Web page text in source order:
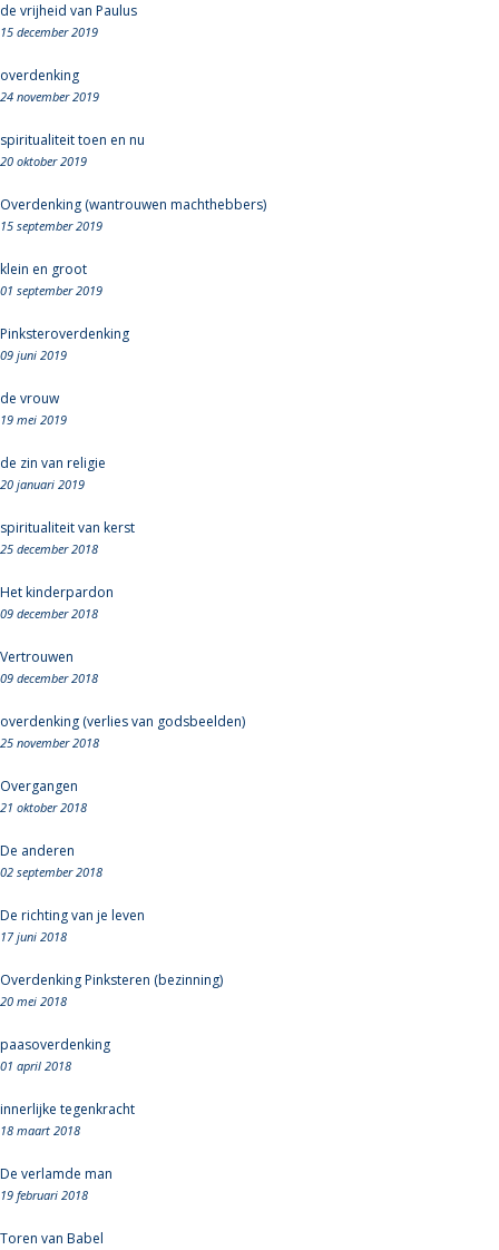
de vrijheid van Paulus
15 december 2019
overdenking
24 november 2019
spiritualiteit toen en nu
20 oktober 2019
Overdenking (wantrouwen machthebbers)
15 september 2019
klein en groot
01 september 2019
Pinksteroverdenking
09 juni 2019
de vrouw
19 mei 2019
de zin van religie
20 januari 2019
spiritualiteit van kerst
25 december 2018
Het kinderpardon
09 december 2018
Vertrouwen
09 december 2018
overdenking (verlies van godsbeelden)
25 november 2018
Overgangen
21 oktober 2018
De anderen
02 september 2018
De richting van je leven
17 juni 2018
Overdenking Pinksteren (bezinning)
20 mei 2018
paasoverdenking
01 april 2018
innerlijke tegenkracht
18 maart 2018
De verlamde man
19 februari 2018
Toren van Babel